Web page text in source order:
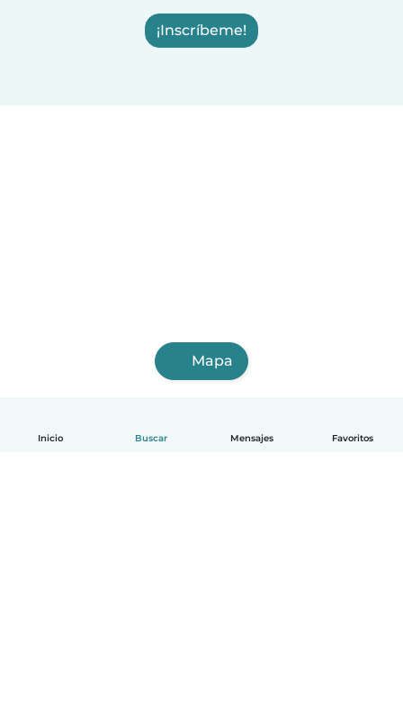
Inicio Buscar Mensajes Favoritos
¡Inscríbeme!
Mapa